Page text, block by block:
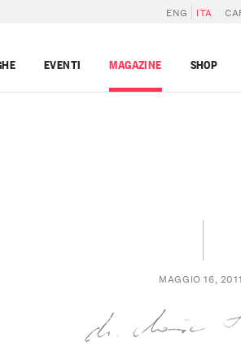
ENG ITA
EVENTI MAGAZINE SHOP
MAGGIO 16, 2011